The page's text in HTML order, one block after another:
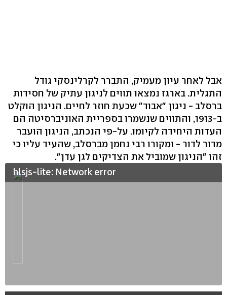
אבל לאחר עיון מעמיק, התברר לקרלינסקי גודל
התגלית. בארגז נמצאו תווים לניגון עתיק של חסידות
ברסלב - ניגון "אבוד" שכעת חוזר לחיים. הניגון הוקלט
ב-1913, והתווים שנשמרו בספריית האוניברסיטה הם
העדות היחידה לקיומו. על-פי הנכתב, הניגון הועבר
מדור לדור - ומקורו רבי נחמן מברסלב, שהעיד עליו כי
זהו "הניגון שמוביל את הצדיקים לגן עדן".
hlsjs-lite: Network error